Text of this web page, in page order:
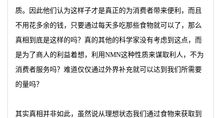
质。因此他们认为这样子才是真正的为消费者带来便利，而且
不用花多余的钱，只要通过每天多吃那些食物就可以了，那么
真相到底是这样的吗？真的其他的科学家没有考虑到这点，而
是为了商人的利益着想，利用NMN这种性质来谋取利人，不为
消费者服务吗？难道仅仅通过外界补充就可以达到我们所需要
的量吗？
其实真相并非如此，虽然说从理想状态我们通过食物来获取到